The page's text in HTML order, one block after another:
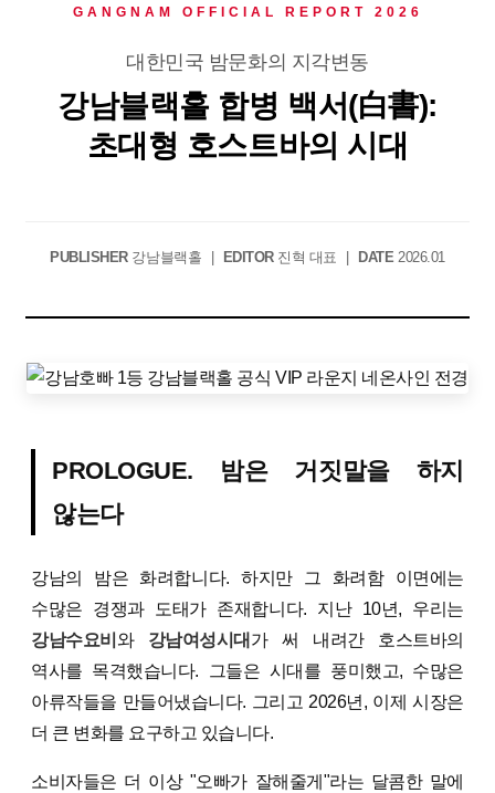
GANGNAM OFFICIAL REPORT 2026
대한민국 밤문화의 지각변동
강남블랙홀 합병 백서(白書):
초대형 호스트바의 시대
PUBLISHER강남블랙홀 EDITOR진혁 대표 DATE2026.01
PROLOGUE. 밤은 거짓말을 하지
않는다
강남의 밤은 화려합니다. 하지만 그 화려함 이면에는
수많은 경쟁과 도태가 존재합니다. 지난 10년, 우리는
강남수요비 와 강남여성시대 가 써 내려간 호스트바의
역사를 목격했습니다. 그들은 시대를 풍미했고, 수많은
아류작들을 만들어냈습니다. 그리고 2026년, 이제 시장은
더 큰 변화를 요구하고 있습니다.
소비자들은 더 이상 "오빠가 잘해줄게"라는 달콤한 말에